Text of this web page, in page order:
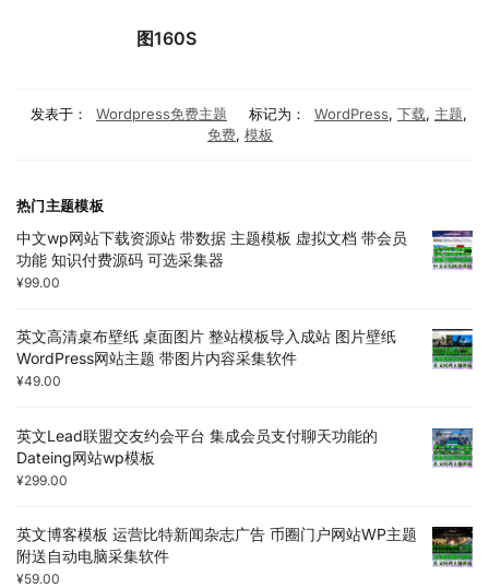
图160S
发表于： Wordpress免费主题 标记为： WordPress, 下载, 主题,
免费, 模板
热门主题模板
中文wp网站下载资源站 带数据 主题模板 虚拟文档 带会员
功能 知识付费源码 可选采集器
¥99.00
英文高清桌布壁纸 桌面图片 整站模板导入成站 图片壁纸
WordPress网站主题 带图片内容采集软件
¥49.00
英文Lead联盟交友约会平台 集成会员支付聊天功能的
Dateing网站wp模板
¥299.00
英文博客模板 运营比特新闻杂志广告 币圈门户网站WP主题
附送自动电脑采集软件
¥59.00